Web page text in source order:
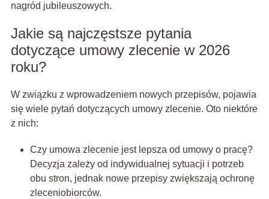
nagród jubileuszowych.
Jakie są najczęstsze pytania
dotyczące umowy zlecenie w 2026
roku?
W związku z wprowadzeniem nowych przepisów, pojawia
się wiele pytań dotyczących umowy zlecenie. Oto niektóre
z nich:
Czy umowa zlecenie jest lepsza od umowy o pracę?
Decyzja zależy od indywidualnej sytuacji i potrzeb
obu stron, jednak nowe przepisy zwiększają ochronę
zleceniobiorców.